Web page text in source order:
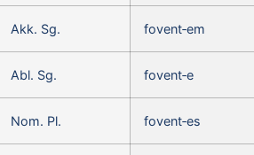
Akk. Sg. fovent‑em
Abl. Sg. fovent‑e
Nom. Pl. fovent‑es